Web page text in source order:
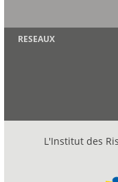
RESEAUX
L'Institut des